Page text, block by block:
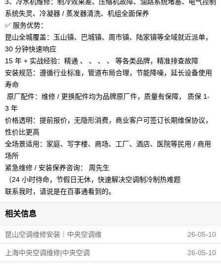
系统失灵、冷凝器 / 蒸发器清洗、机组全面保养
✅ 服务优势：
昆山全城覆盖：玉山镇、巴城镇、周市镇、陆家镇等全域就近派单，
30 分钟快速响应
15 年 + 实战经验：精通 、 、 、 、 等各类品牌，精准排查故障
安装规范：遵循行业标准，管道布局合理，节能降噪，延长设备使用
寿命
️ 原厂配件：维修 / 更换配件均为品牌原厂件，质量有保障， 质保 1-
3 年
价格透明：提前报价，无隐形消费，商业客户可签订长期维保协议，
性价比更高
全场景适用：家庭、写字楼、商场、工厂、酒店、医院等民用 / 商用
场所
紧急维修 / 安装保养咨询： 周先生
（24 小时待命，节假日无休，快速解决空调制冷制热难题
联系我时，请说是在百事通看到的。
相关信息
昆山空调维修安装｜中央空调维 26-05-10
上海中央空调维修|中央空调 26-05-10